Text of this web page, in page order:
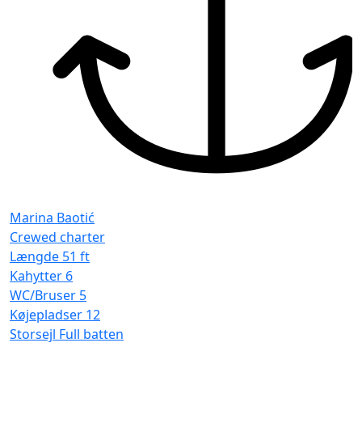
Marina Baotić
Crewed charter
Længde 51 ft
Kahytter 6
WC/Bruser 5
Køjepladser 12
Storsejl Full batten